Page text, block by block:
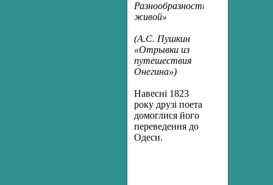
Разнообразностью
живой»
(А.С. Пушкин
«Отрывки из
путешествия
Онегина»)
Навесні 1823
року друзі поета
домоглися його
переведення до
Одеси.